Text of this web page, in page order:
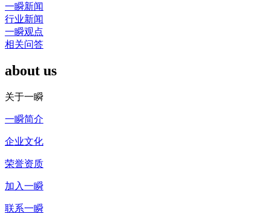
一瞬新闻
行业新闻
一瞬观点
相关问答
about us
关于一瞬
一瞬简介
企业文化
荣誉资质
加入一瞬
联系一瞬